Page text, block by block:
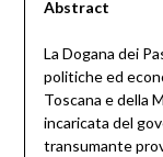
Abstract
La Dogana dei
politiche ed
Toscana e della
incaricata del
transumante